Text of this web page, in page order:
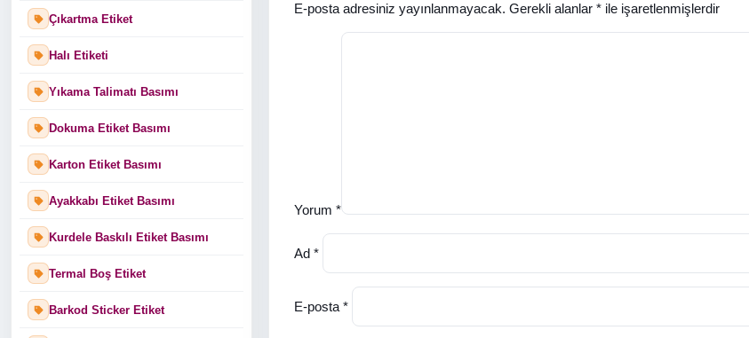
Çıkartma Etiket
Halı Etiketi
Yıkama Talimatı Basımı
Dokuma Etiket Basımı
Karton Etiket Basımı
Ayakkabı Etiket Basımı
Kurdele Baskılı Etiket Basımı
Termal Boş Etiket
Barkod Sticker Etiket
E-posta adresiniz yayınlanmayacak. Gerekli alanlar * ile işaretlenmişlerdir
Yorum *
Ad *
E-posta *